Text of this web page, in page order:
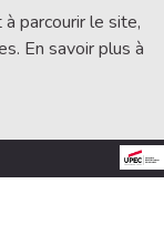
parcourir le site,
En savoir plus à